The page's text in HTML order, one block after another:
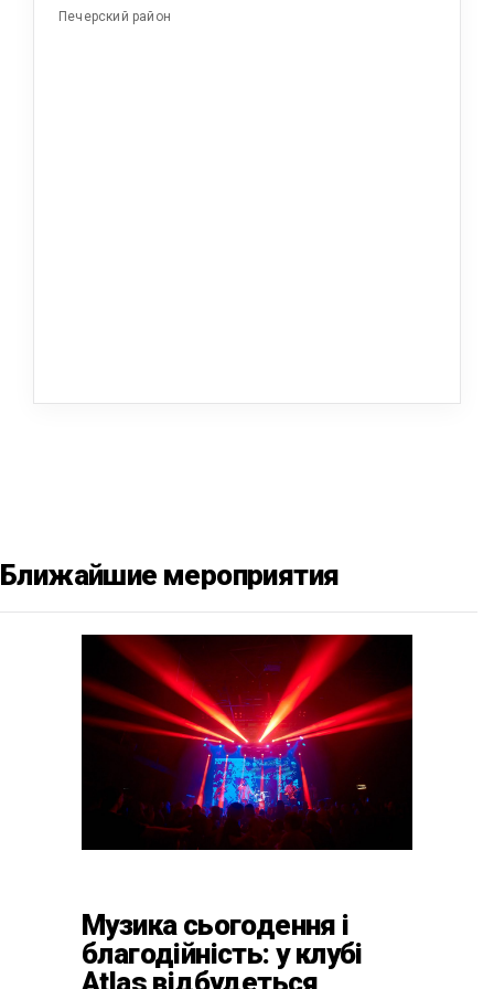
Печерский район
Ближайшие мероприятия
Музика сьогодення і
благодійність: у клубі
Atlas відбудеться